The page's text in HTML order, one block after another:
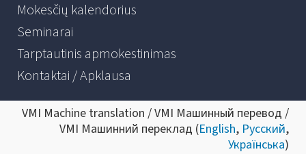
Mokesčių kalendorius
Seminarai
Tarptautinis apmokestinimas
Kontaktai / Apklausa
VMI Machine translation / VMI Машинный перевод /
VMI Машинний переклад (English, Русский,
Українська)